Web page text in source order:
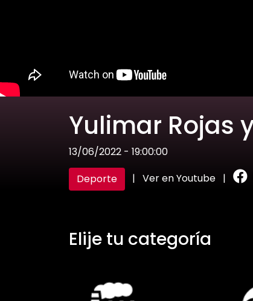
Yulimar Rojas
13/06/2022 - 19:00:00
Deporte
| Ver en Youtube |
Elije tu categoría